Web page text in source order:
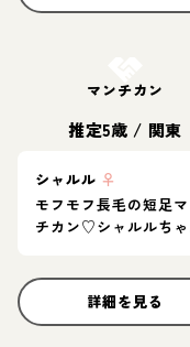
マンチカン
推定5歳 / 関東
シャルル ♀
モフモフ長毛の短足
チカン♡シャルルちゃ
詳細を見る